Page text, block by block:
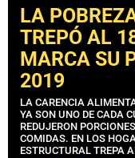
LA
TREPÓ AL
MARCA SU
2019
LA CARENCIA
YA SON UNO DE CADA
REDUJERON
COMIDAS. EN LOS
ESTRUCTURAL TREPA